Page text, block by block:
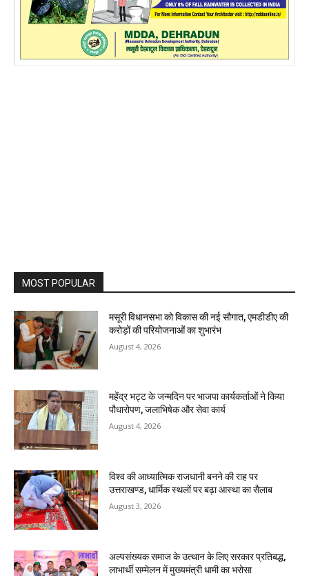
MOST POPULAR
मसूरी विधानसभा को विकास की नई सौगात, एमडीडीए की
करोड़ों की परियोजनाओं का शुभारंभ
August 4, 2026
महेंद्र भट्ट के जन्मदिन पर भाजपा कार्यकर्ताओं ने किया
पौधारोपण, जलाभिषेक और सेवा कार्य
August 4, 2026
विश्व की आध्यात्मिक राजधानी बनने की राह पर
उत्तराखण्ड, धार्मिक स्थलों पर बढ़ा आस्था का सैलाब
August 3, 2026
अल्पसंख्यक समाज के उत्थान के लिए सरकार प्रतिबद्ध,
लाभार्थी सम्मेलन में मुख्यमंत्री धामी का भरोसा